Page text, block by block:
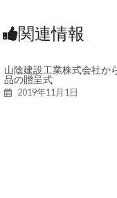
関連情報
山陰建設工業株式会社か
品の贈呈式
2019年11月1日